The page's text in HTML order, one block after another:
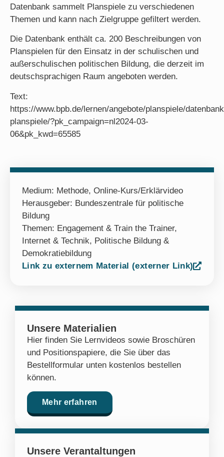
Datenbank sammelt Planspiele zu verschiedenen
Themen und kann nach Zielgruppe gefiltert werden.
Die Datenbank enthält ca. 200 Beschreibungen von
Planspielen für den Einsatz in der schulischen und
außerschulischen politischen Bildung, die derzeit im
deutschsprachigen Raum angeboten werden.
Text:
https://www.bpb.de/lernen/angebote/planspiele/
planspiele/?pk_campaign=nl2024-03-
06&pk_kwd=65585
Medium: Methode, Online-Kurs/Erklärvideo
Herausgeber: Bundeszentrale für politische
Bildung
Themen: Engagement & Train the Trainer,
Internet & Technik, Politische Bildung &
Demokratiebildung
Link zu externem Material (externer Link)
Unsere Materialien
Hier finden Sie Lernvideos sowie Broschüren
und Positionspapiere, die Sie über das
Bestellformular unten kostenlos bestellen
können.
Mehr erfahren
Unsere Verantaltungen